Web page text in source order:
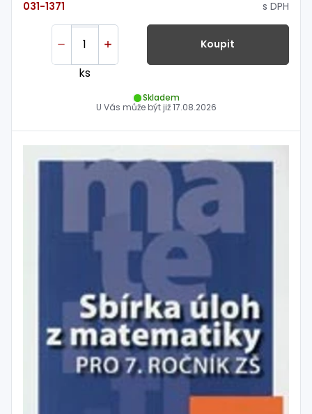
031-1371
s DPH
ks
Koupit
Skladem
U Vás může být již17.08.2026